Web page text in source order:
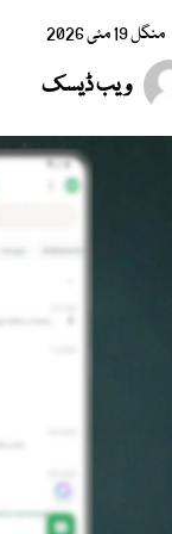
منگل 19 مئی 2026
ویب ڈیسک